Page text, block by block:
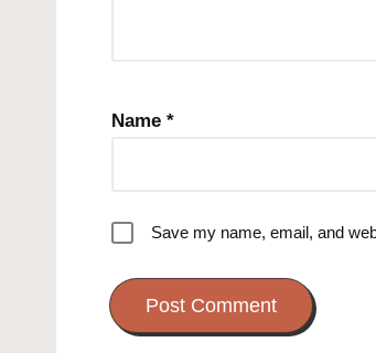
Name *
Save my name, email, and